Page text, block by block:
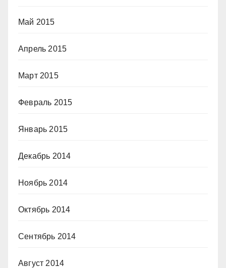
Май 2015
Апрель 2015
Март 2015
Февраль 2015
Январь 2015
Декабрь 2014
Ноябрь 2014
Октябрь 2014
Сентябрь 2014
Август 2014